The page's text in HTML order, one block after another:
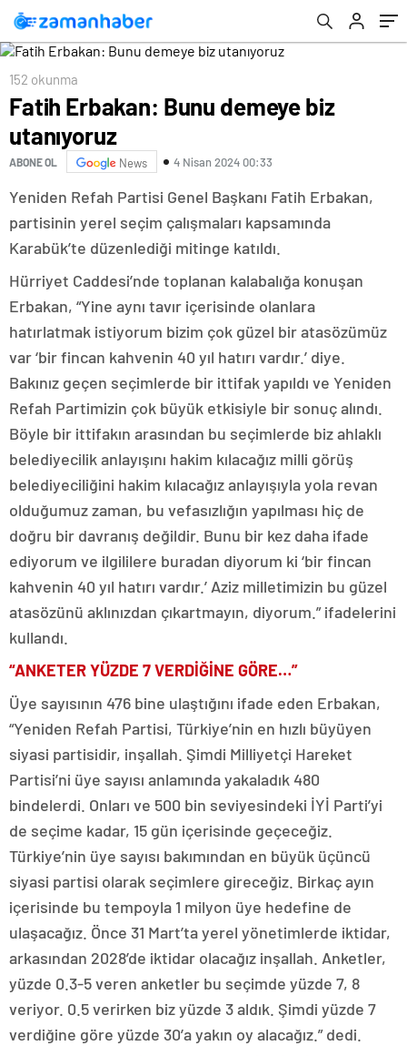
152 okunma
Fatih Erbakan: Bunu demeye biz
utanıyoruz
ABONE OL News 4 Nisan 2024 00:33
Yeniden Refah Partisi Genel Başkanı Fatih Erbakan,
partisinin yerel seçim çalışmaları kapsamında
Karabük’te düzenlediği mitinge katıldı.
Hürriyet Caddesi’nde toplanan kalabalığa konuşan
Erbakan, “Yine aynı tavır içerisinde olanlara
hatırlatmak istiyorum bizim çok güzel bir atasözümüz
var ‘bir fincan kahvenin 40 yıl hatırı vardır.’ diye.
Bakınız geçen seçimlerde bir ittifak yapıldı ve Yeniden
Refah Partimizin çok büyük etkisiyle bir sonuç alındı.
Böyle bir ittifakın arasından bu seçimlerde biz ahlaklı
belediyecilik anlayışını hakim kılacağız milli görüş
belediyeciliğini hakim kılacağız anlayışıyla yola revan
olduğumuz zaman, bu vefasızlığın yapılması hiç de
doğru bir davranış değildir. Bunu bir kez daha ifade
ediyorum ve ilgililere buradan diyorum ki ‘bir fincan
kahvenin 40 yıl hatırı vardır.’ Aziz milletimizin bu güzel
atasözünü aklınızdan çıkartmayın, diyorum.” ifadelerini
kullandı.
“ANKETER YÜZDE 7 VERDİĞİNE GÖRE…”
Üye sayısının 476 bine ulaştığını ifade eden Erbakan,
“Yeniden Refah Partisi, Türkiye’nin en hızlı büyüyen
siyasi partisidir, inşallah. Şimdi Milliyetçi Hareket
Partisi’ni üye sayısı anlamında yakaladık 480
bindelerdi. Onları ve 500 bin seviyesindeki İYİ Parti’yi
de seçime kadar, 15 gün içerisinde geçeceğiz.
Türkiye’nin üye sayısı bakımından en büyük üçüncü
siyasi partisi olarak seçimlere gireceğiz. Birkaç ayın
içerisinde bu tempoyla 1 milyon üye hedefine de
ulaşacağız. Önce 31 Mart’ta yerel yönetimlerde iktidar,
arkasından 2028’de iktidar olacağız inşallah. Anketler,
yüzde 0.3-5 veren anketler bu seçimde yüzde 7, 8
veriyor. 0.5 verirken biz yüzde 3 aldık. Şimdi yüzde 7
verdiğine göre yüzde 30’a yakın oy alacağız.” dedi.